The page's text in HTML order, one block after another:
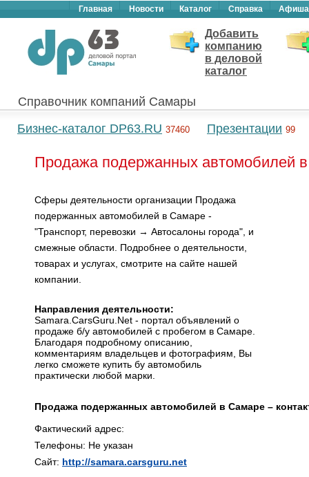
Главная Новости Каталог Справка Афиша
Добавить
компанию
в деловой
каталог
Справочник компаний Самары
Бизнес-каталог DP63.RU 37460 Презентации 99
Продажа подержанных автомобилей
Сферы деятельности организации Продажа
подержанных автомобилей в Самаре -
"Транспорт, перевозки → Автосалоны города", и
смежные области. Подробнее о деятельности,
товарах и услугах, смотрите на сайте нашей
компании.
Направления деятельности:
Samara.CarsGuru.Net - портал объявлений о
продаже б/у автомобилей с пробегом в Самаре.
Благодаря подробному описанию,
комментариям владельцев и фотографиям, Вы
легко сможете купить бу автомобиль
практически любой марки.
Продажа подержанных автомобилей в Самаре –
Фактический адрес:
Телефоны: Не указан
Сайт: http://samara.carsguru.net